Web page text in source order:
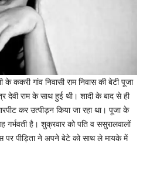
ककरी गांव निवासी राम निवास की बेटी पूजा
देवी राम के साथ हुई थी। शादी के बाद से ही
कर उत्पीड़न किया जा रहा था। पूजा के
गर्भवती है। शुक्रवार को पति व ससुरालवालों
पर पीड़िता ने अपने बेटे को साथ ले मायके में